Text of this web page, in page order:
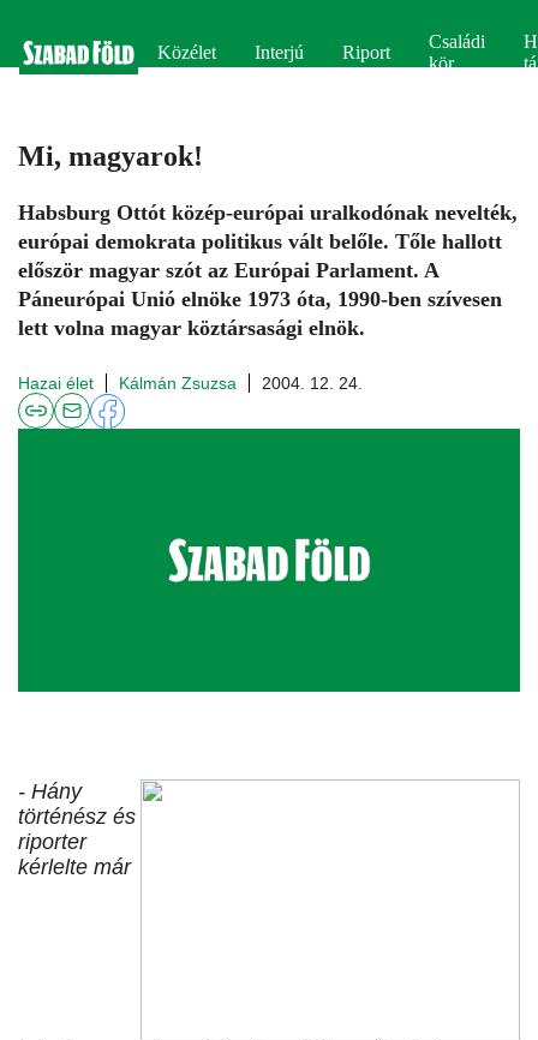
Közélet Interjú Riport
Családi
kör
Mi, magyarok!
Habsburg Ottót közép-európai uralkodónak nevelték,
európai demokrata politikus vált belőle. Tőle hallott
először magyar szót az Európai Parlament. A
Páneurópai Unió elnöke 1973 óta, 1990-ben szívesen
lett volna magyar köztársasági elnök.
Hazai élet Kálmán Zsuzsa 2004. 12. 24.
- Hány
történész és
riporter
kérlelte már